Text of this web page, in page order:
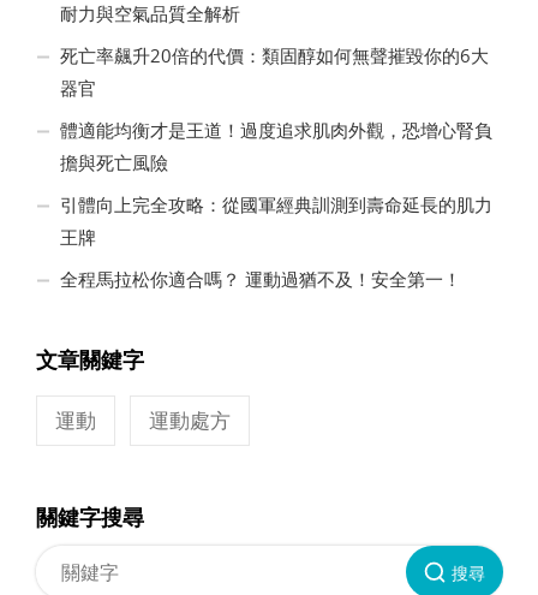
耐力與空氣品質全解析
死亡率飆升20倍的代價：類固醇如何無聲摧毀你的6大
器官
體適能均衡才是王道！過度追求肌肉外觀，恐增心腎負
擔與死亡風險
引體向上完全攻略：從國軍經典訓測到壽命延長的肌力
王牌
全程馬拉松你適合嗎？ 運動過猶不及！安全第一！
文章關鍵字
運動 運動處方
關鍵字搜尋
搜尋